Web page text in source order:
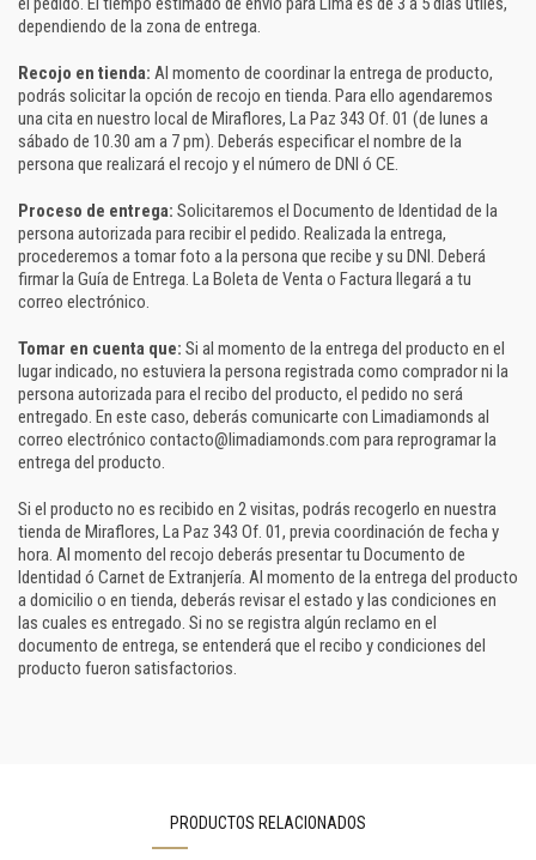
dependiendo de la zona de entrega.
Recojo en tienda: Al momento de coordinar la entrega de producto,
podrás solicitar la opción de recojo en tienda. Para ello agendaremos
una cita en nuestro local de Miraflores, La Paz 343 Of. 01 (de lunes a
sábado de 10.30 am a 7 pm). Deberás especificar el nombre de la
persona que realizará el recojo y el número de DNI ó CE.
Proceso de entrega: Solicitaremos el Documento de Identidad de la
persona autorizada para recibir el pedido. Realizada la entrega,
procederemos a tomar foto a la persona que recibe y su DNI. Deberá
firmar la Guía de Entrega. La Boleta de Venta o Factura llegará a tu
correo electrónico.
Tomar en cuenta que: Si al momento de la entrega del producto en el
lugar indicado, no estuviera la persona registrada como comprador ni la
persona autorizada para el recibo del producto, el pedido no será
entregado. En este caso, deberás comunicarte con Limadiamonds al
correo electrónico contacto@limadiamonds.com para reprogramar la
entrega del producto.
Si el producto no es recibido en 2 visitas, podrás recogerlo en nuestra
tienda de Miraflores, La Paz 343 Of. 01, previa coordinación de fecha y
hora. Al momento del recojo deberás presentar tu Documento de
Identidad ó Carnet de Extranjería. Al momento de la entrega del producto
a domicilio o en tienda, deberás revisar el estado y las condiciones en
las cuales es entregado. Si no se registra algún reclamo en el
documento de entrega, se entenderá que el recibo y condiciones del
producto fueron satisfactorios.
PRODUCTOS RELACIONADOS